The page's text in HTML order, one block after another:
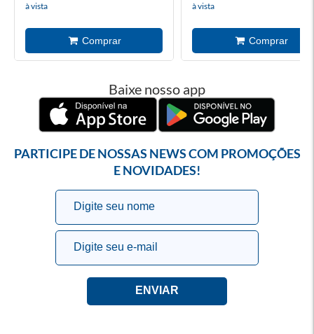
à vista à vista
Baixe nosso app
PARTICIPE DE NOSSAS NEWS COM PROMOÇÕES
E NOVIDADES!